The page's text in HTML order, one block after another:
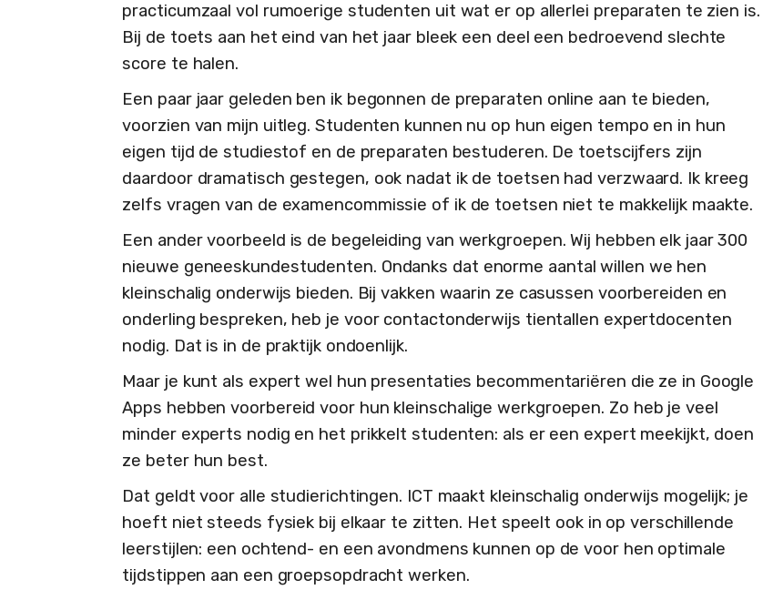
practicumzaal vol rumoerige studenten uit wat er op allerlei preparaten te zien is.
Bij de toets aan het eind van het jaar bleek een deel een bedroevend slechte
score te halen.
Een paar jaar geleden ben ik begonnen de preparaten online aan te bieden,
voorzien van mijn uitleg. Studenten kunnen nu op hun eigen tempo en in hun
eigen tijd de studiestof en de preparaten bestuderen. De toetscijfers zijn
daardoor dramatisch gestegen, ook nadat ik de toetsen had verzwaard. Ik kreeg
zelfs vragen van de examencommissie of ik de toetsen niet te makkelijk maakte.
Een ander voorbeeld is de begeleiding van werkgroepen. Wij hebben elk jaar 300
nieuwe geneeskundestudenten. Ondanks dat enorme aantal willen we hen
kleinschalig onderwijs bieden. Bij vakken waarin ze casussen voorbereiden en
onderling bespreken, heb je voor contactonderwijs tientallen expertdocenten
nodig. Dat is in de praktijk ondoenlijk.
Maar je kunt als expert wel hun presentaties becommentariëren die ze in Google
Apps hebben voorbereid voor hun kleinschalige werkgroepen. Zo heb je veel
minder experts nodig en het prikkelt studenten: als er een expert meekijkt, doen
ze beter hun best.
Dat geldt voor alle studierichtingen. ICT maakt kleinschalig onderwijs mogelijk; je
hoeft niet steeds fysiek bij elkaar te zitten. Het speelt ook in op verschillende
leerstijlen: een ochtend- en een avondmens kunnen op de voor hen optimale
tijdstippen aan een groepsopdracht werken.